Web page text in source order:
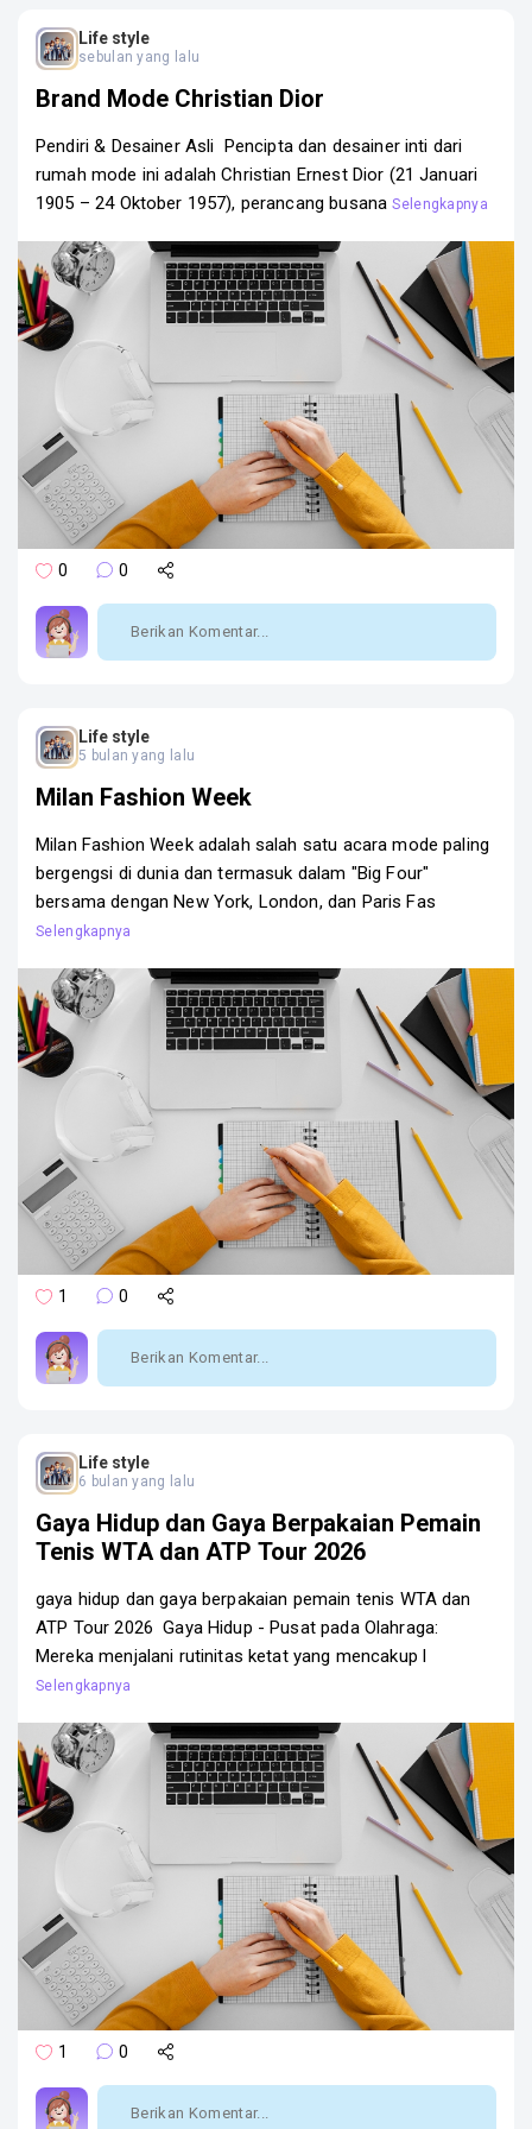
SOSIAL MEDIA
Life style
sebulan yang lalu
Brand Mode Christian Dior
Pendiri & Desainer Asli Pencipta dan desainer inti dari
rumah mode ini adalah Christian Ernest Dior (21 Januari
1905 – 24 Oktober 1957), perancang busana
0 0
Life style
5 bulan yang lalu
Milan Fashion Week
Milan Fashion Week adalah salah satu acara mode paling
bergengsi di dunia dan termasuk dalam "Big Four"
bersama dengan New York, London, dan Paris Fas
1 0
Life style
6 bulan yang lalu
Gaya Hidup dan Gaya Berpakaian Pemain
Tenis WTA dan ATP Tour 2026
gaya hidup dan gaya berpakaian pemain tenis WTA dan
ATP Tour 2026 Gaya Hidup - Pusat pada Olahraga:
Mereka menjalani rutinitas ketat yang mencakup l
1 0